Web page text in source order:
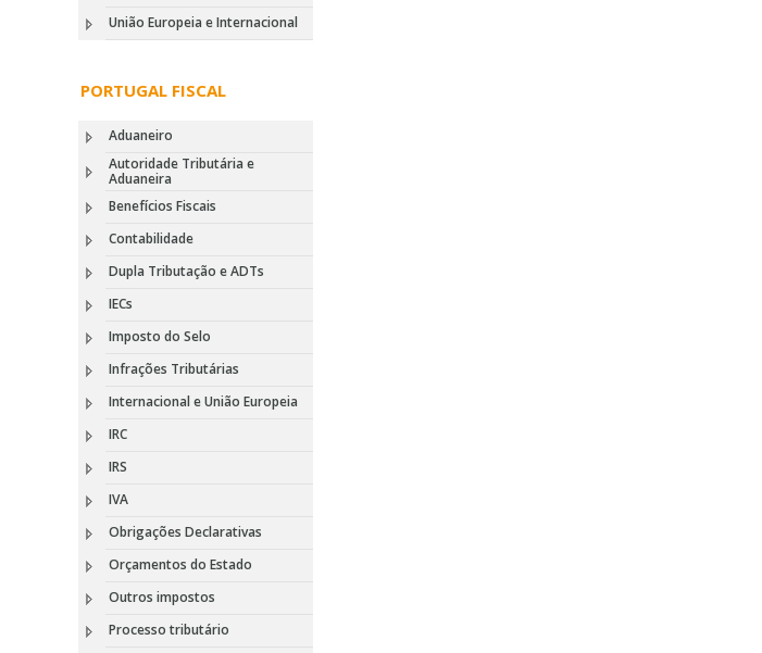
União Europeia e Internacional
PORTUGAL FISCAL
Aduaneiro
Autoridade Tributária e
Aduaneira
Benefícios Fiscais
Contabilidade
Dupla Tributação e ADTs
IECs
Imposto do Selo
Infrações Tributárias
Internacional e União Europeia
IRC
IRS
IVA
Obrigações Declarativas
Orçamentos do Estado
Outros impostos
Processo tributário